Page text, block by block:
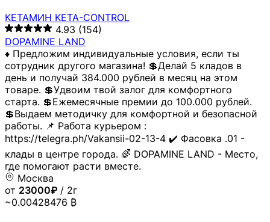
КЕТАМИН KETA-CONTROL
4.93 (154)
DOPAMINE LAND
♦️ Предложим индивидуальные условия, если ты
сотрудник другого магазина! 💲Делай 5 кладов в
день и получай 384.000 рублей в месяц на этом
товаре. 💲Удвоим твой залог для комфортного
старта. 💲Ежемесячные премии до 100.000 рублей.
💲Выдаем методичку для комфортной и безопасной
работы. 📌 Работа курьером :
https://telegra.ph/Vakansii-02-13-4 ✔️ Фасовка .01 -
клады в центре города. 🌈 DOPAMINE LAND - Место,
где помогают расти вместе.
Москва
от 23000₽ / 2г
~0.00428476 ₿